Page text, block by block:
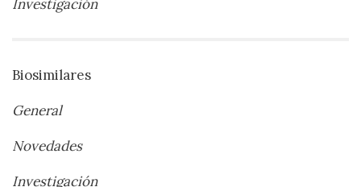
Investigación
Biosimilares
General
Novedades
Investigación